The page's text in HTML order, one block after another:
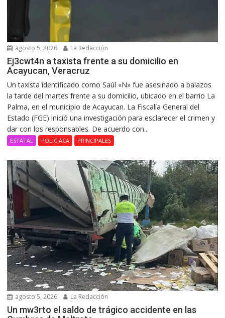
agosto 5, 2026 La Redacción
Ej3cwt4n a taxista frente a su domicilio en
Acayucan, Veracruz
Un taxista identificado como Saúl «N» fue asesinado a balazos
la tarde del martes frente a su domicilio, ubicado en el barrio La
Palma, en el municipio de Acayucan. La Fiscalía General del
Estado (FGE) inició una investigación para esclarecer el crimen y
dar con los responsables. De acuerdo con...
ESTATAL POLICIACA PRINCIPALES
agosto 5, 2026 La Redacción
Un mw3rto el saldo de trágico accidente en las